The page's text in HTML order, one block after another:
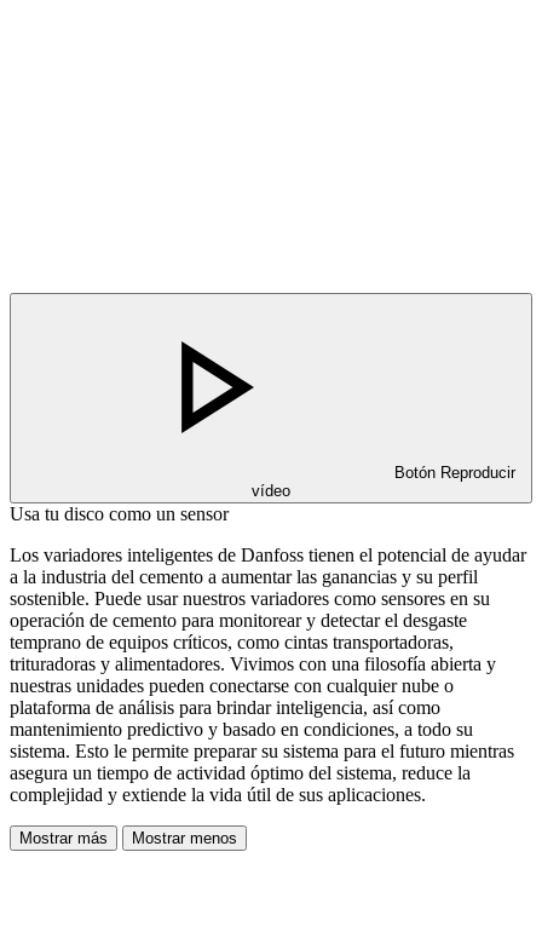
Botón Reproducir
vídeo
Usa tu disco como un sensor
Los variadores inteligentes de Danfoss tienen el potencial de ayudar
a la industria del cemento a aumentar las ganancias y su perfil
sostenible. Puede usar nuestros variadores como sensores en su
operación de cemento para monitorear y detectar el desgaste
temprano de equipos críticos, como cintas transportadoras,
trituradoras y alimentadores. Vivimos con una filosofía abierta y
nuestras unidades pueden conectarse con cualquier nube o
plataforma de análisis para brindar inteligencia, así como
mantenimiento predictivo y basado en condiciones, a todo su
sistema. Esto le permite preparar su sistema para el futuro mientras
asegura un tiempo de actividad óptimo del sistema, reduce la
complejidad y extiende la vida útil de sus aplicaciones.
Mostrar más Mostrar menos